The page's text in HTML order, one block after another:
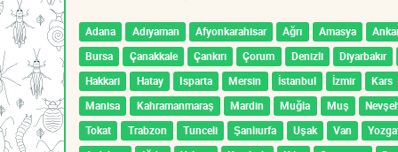
Adana Adıyaman Afyonkarahisar Ağrı Amasya
Bursa
Çanakkale Çankırı Çorum Denizli
Diyarbakır
Hakkari
Hatay Isparta Mersin İstanbul İzmir
Kars
Manisa
Kahramanmaraş Mardin Muğla Muş
Tokat
Trabzon Tunceli Şanlıurfa Uşak Van